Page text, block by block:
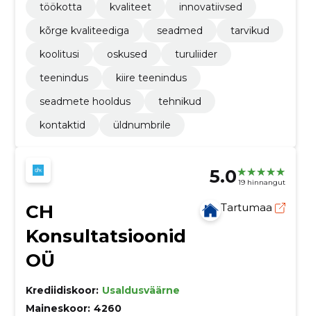
töökotta
kvaliteet
innovatiivsed
kõrge kvaliteediga
seadmed
tarvikud
koolitusi
oskused
turuliider
teenindus
kiire teenindus
seadmete hooldus
tehnikud
kontaktid
üldnumbrile
5.0 19 hinnangut
CH
Konsultatsioonid
OÜ
Tartumaa
Krediidiskoor: Usaldusväärne
Maineskoor: 4260